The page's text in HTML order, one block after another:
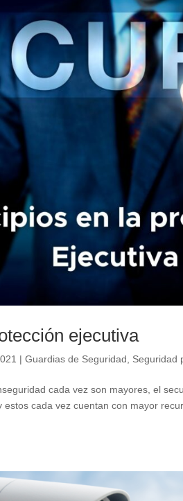
ejecutiva
|Guardias de Seguridad Seguridad
cada vez son mayores, el
estos cada vez cuentan con mayor